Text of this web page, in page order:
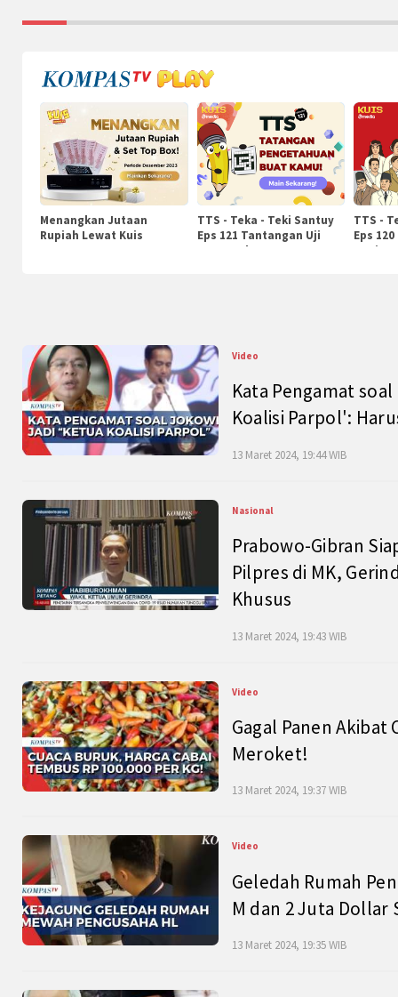
Menangkan Jutaan
Rupiah Lewat Kuis
TTS - Teka - Teki Santuy
Eps 121 Tantangan Uji
Pengetahuan
TTS -
Eps
Video
Kata Pengamat
Koalisi Parpol':
13 Maret 2024, 19:44 WIB
Nasional
Prabowo-Gibran
Pilpres di MK,
Khusus
13 Maret 2024, 19:43 WIB
Video
Gagal Panen Akibat
Meroket!
13 Maret 2024, 19:37 WIB
Video
Geledah Rumah
M dan 2 Juta Dollar
13 Maret 2024, 19:35 WIB